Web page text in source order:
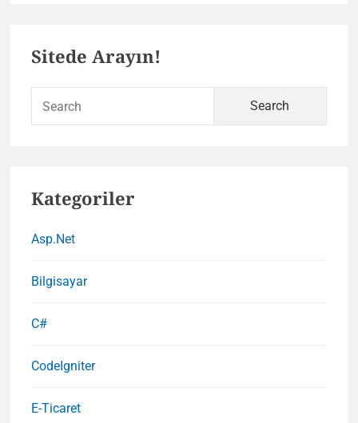
Sitede Arayın!
Kategoriler
Asp.Net
Bilgisayar
C#
CodeIgniter
E-Ticaret